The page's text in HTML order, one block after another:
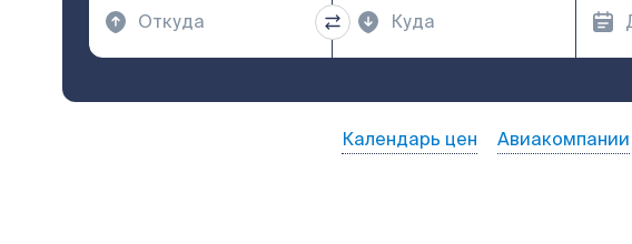
Календарь цен Авиакомпании